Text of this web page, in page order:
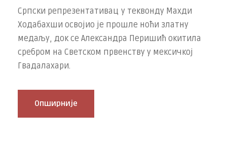
Српски репрезентативац у теквонду Махди
Ходабахши освојио је прошле ноћи златну
медаљу, док се Александра Перишић окитила
сребром на Светском првенству у мексичкој
Гвадалахари.
Опширније